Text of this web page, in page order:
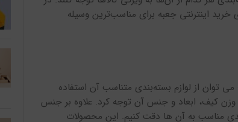
اینترنتی جعبه برای مناسب‌ترین وسیله
توان از لوازم بسته‌بندی متناسب آن استفاده
وزن کیف، ابعاد و جنس آن توجه کرد. علاوه بر جنس
مناسب به آن ها دقت کنیم. این محصولات